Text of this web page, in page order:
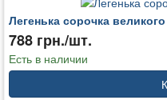
Легенька сорочка
788 грн./шт.
Есть в наличии